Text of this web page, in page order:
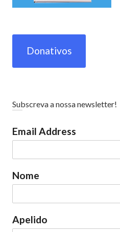
Donativos
Subscreva a nossa newsletter!
Email Address
Nome
Apelido